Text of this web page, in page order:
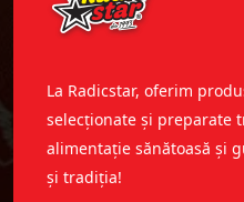
La Radicstar, oferim
selecționate și preparate
alimentație sănătoasă și
și tradiția!